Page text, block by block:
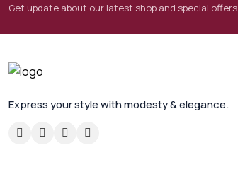
Get update about our latest shop and special offers
Express your style with modesty & elegance.